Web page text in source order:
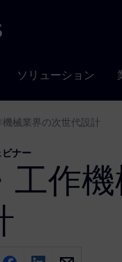
ソリューション
Software
機械業界の次世代設計
ナー
工作